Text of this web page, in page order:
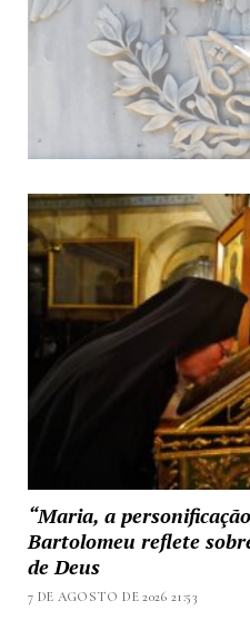
“Maria, a
Bartolomeu reflete
de Deus
7 DE AGOSTO DE 2026 21:53